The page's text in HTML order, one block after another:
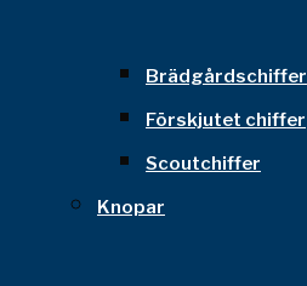
Brädgårdschiffer
Förskjutet chiffer
Scoutchiffer
Knopar